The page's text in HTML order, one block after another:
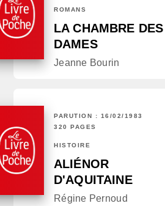
ROMANS
LA CHAMBRE DES
DAMES
Jeanne Bourin
PARUTION : 16/02/1983
320 PAGES
HISTOIRE
ALIÉNOR
D'AQUITAINE
Régine Pernoud